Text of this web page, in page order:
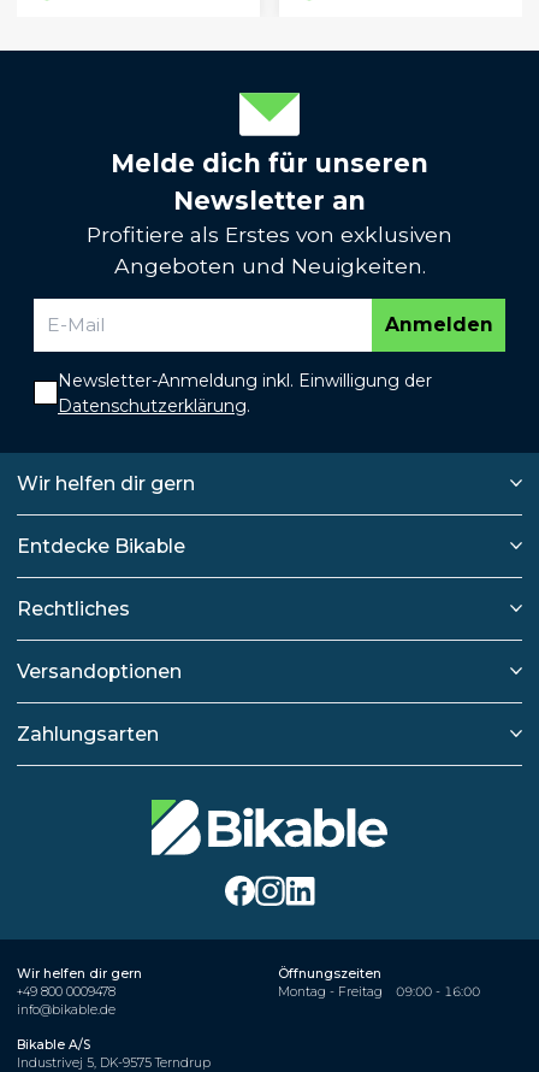
Melde dich für unseren
Newsletter an
Profitiere als Erstes von exklusiven
Angeboten und Neuigkeiten.
Anmelden
Newsletter-Anmeldung inkl. Einwilligung der
Datenschutzerklärung.
Wir helfen dir gern
Entdecke Bikable
Rechtliches
Versandoptionen
Zahlungsarten
Wir helfen dir gern
+49 800 0009478
info@bikable.de
Öffnungszeiten
Montag - Freitag
09:00 - 16:00
Bikable A/S
Industrivej 5, DK-9575 Terndrup